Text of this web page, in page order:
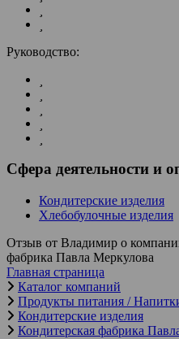
Руководство:
Сфера деятельности и
Кондитерские изделия
Хлебобулочные изделия
Отзыв от Владимир о
фабрика Павла Меркулова
Главная страница
Каталог компаний
Продукты питания /
Кондитерские изделия
Кондитерская фабрика